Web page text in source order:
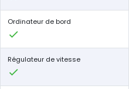
Ordinateur de bord
Régulateur de vitesse